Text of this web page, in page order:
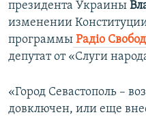
президента Украины
изменении
программы Радіо
депутат от «Слуги
«Город Севастополь –
довключен, или еще